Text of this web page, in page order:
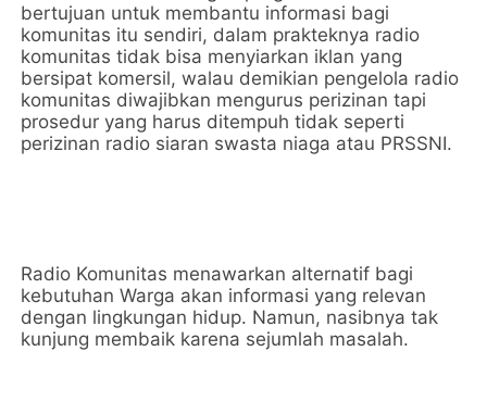
bertujuan untuk membantu informasi bagi
komunitas itu sendiri, dalam prakteknya radio
komunitas tidak bisa menyiarkan iklan yang
bersipat komersil, walau demikian pengelola radio
komunitas diwajibkan mengurus perizinan tapi
prosedur yang harus ditempuh tidak seperti
perizinan radio siaran swasta niaga atau PRSSNI.
Radio Komunitas menawarkan alternatif bagi
kebutuhan Warga akan informasi yang relevan
dengan lingkungan hidup. Namun, nasibnya tak
kunjung membaik karena sejumlah masalah.